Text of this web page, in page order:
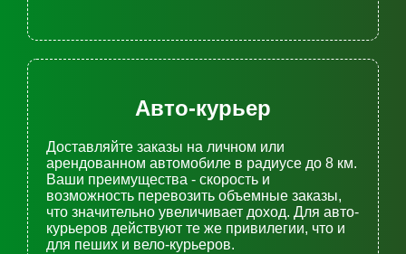
Авто-курьер
Доставляйте заказы на личном или
арендованном автомобиле в радиусе до 8 км.
Ваши преимущества - скорость и
возможность перевозить объемные заказы,
что значительно увеличивает доход. Для авто-
курьеров действуют те же привилегии, что и
для пеших и вело-курьеров.